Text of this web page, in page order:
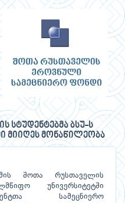
ბსუ-ს
მიიღეს მონაწილეობა
შოთა რუსთაველის
უნივერსიტეტში
სამეცნიერო